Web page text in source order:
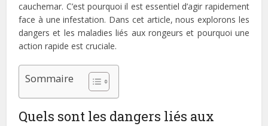
cauchemar. C’est pourquoi il est essentiel d’agir rapidement
face à une infestation. Dans cet article, nous explorons les
dangers et les maladies liés aux rongeurs et pourquoi une
action rapide est cruciale.
Sommaire
Quels sont les dangers liés aux